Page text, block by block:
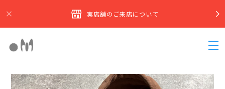
実店舗のご来店について